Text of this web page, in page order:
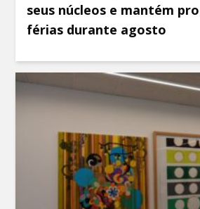
seus núcleos e mantém
férias durante agosto